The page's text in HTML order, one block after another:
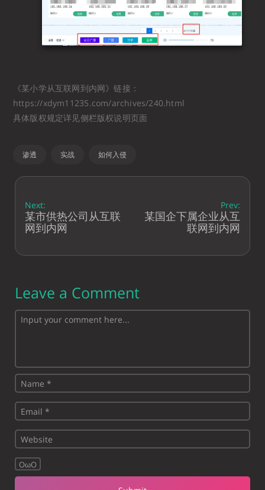
《某小学从互联网到内网》链接：
https://xdym11235.com/archives/240.html
具体版权规定详见侧栏版权说明页面
渗透 实战 如何入侵
Next:
某市供热公司从互联
网到内网
Prev:
某国企下属企业从互
联网到内网
Leave a Comment
OωO